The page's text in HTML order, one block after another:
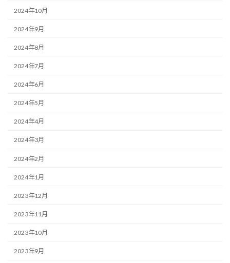
2024年10月
2024年9月
2024年8月
2024年7月
2024年6月
2024年5月
2024年4月
2024年3月
2024年2月
2024年1月
2023年12月
2023年11月
2023年10月
2023年9月